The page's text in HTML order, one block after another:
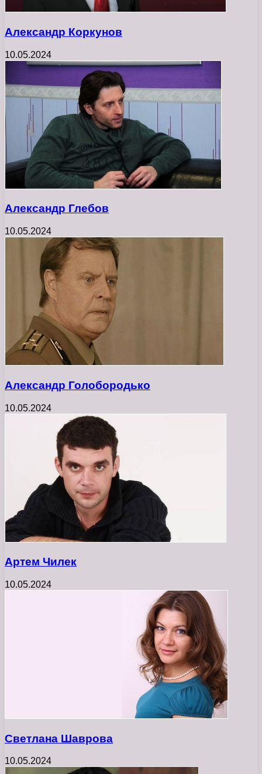
Александр Коркунов
10.05.2024
Александр Глебов
10.05.2024
Александр Голобородько
10.05.2024
Артем Чилек
10.05.2024
Светлана Шаврова
10.05.2024